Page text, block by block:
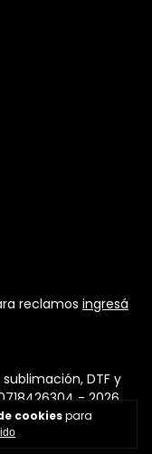
cookiespara
reclamos ingresá
DTF y
- 2026.